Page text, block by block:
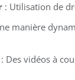
: Utilisation de
manière
Des vidéos à